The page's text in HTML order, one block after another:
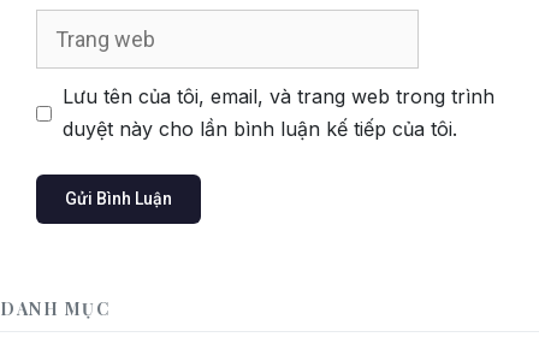
Lưu tên của tôi, email, và trang web trong trình
duyệt này cho lần bình luận kế tiếp của tôi.
DANH MỤC